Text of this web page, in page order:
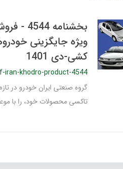
ویژه جایگزینی
کشی-دی 1401
iran-khodro-product-4544
گروه صنعتی ایران خودرو در
تاکسی محصولات خود، را با موعد تحویل ۹۰